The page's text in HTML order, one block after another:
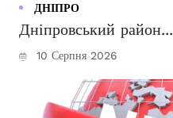
ДНІПРО
Дніпровський район...
10 Серпня 2026